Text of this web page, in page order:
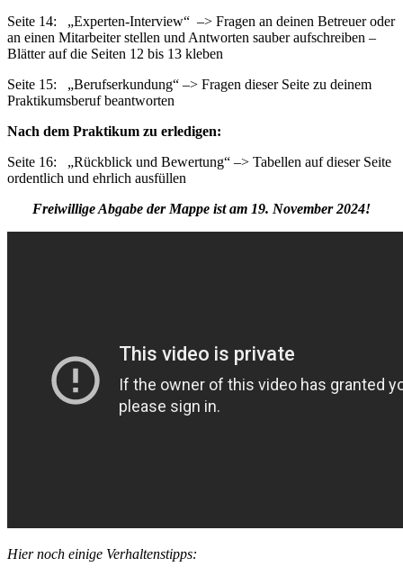
Seite 14: „Experten-Interview“ –> Fragen an deinen Betreuer oder
an einen Mitarbeiter stellen und Antworten sauber aufschreiben –
Blätter auf die Seiten 12 bis 13 kleben
Seite 15: „Berufserkundung“ –> Fragen dieser Seite zu deinem
Praktikumsberuf beantworten
Nach dem Praktikum zu erledigen:
Seite 16: „Rückblick und Bewertung“ –> Tabellen auf dieser Seite
ordentlich und ehrlich ausfüllen
Freiwillige Abgabe der Mappe ist am 19. November 2024!
Hier noch einige Verhaltenstipps: